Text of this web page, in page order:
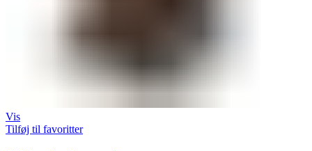
Vis
Tilføj til favoritter